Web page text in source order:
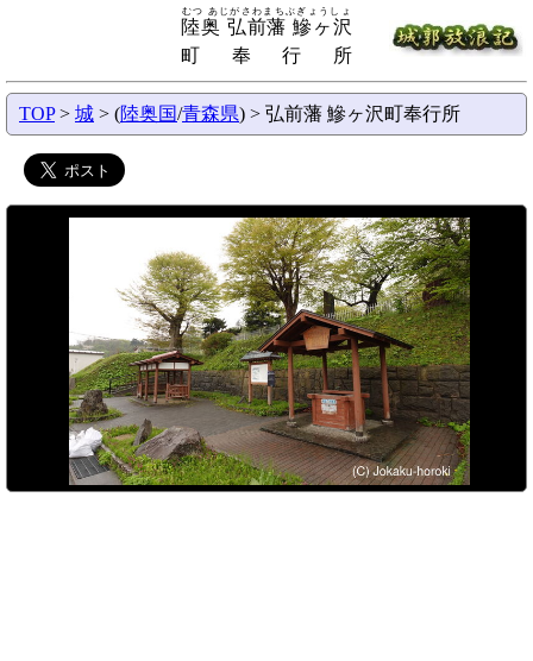
陸奥 弘前藩 鰺ヶ沢
町奉行所
むつ あじがさわまちぶぎょうしょ
TOP> 城 > (陸奥国/青森県) > 弘前藩 鰺ヶ沢町奉行所